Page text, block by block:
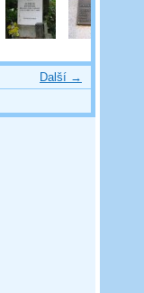
Další →